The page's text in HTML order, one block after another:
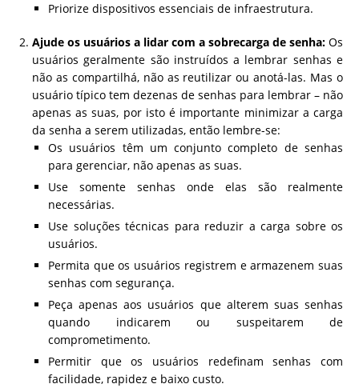
Priorize dispositivos essenciais de infraestrutura.
Ajude os usuários a lidar com a sobrecarga de senha: Os
usuários geralmente são instruídos a lembrar senhas e
não as compartilhá, não as reutilizar ou anotá-las. Mas o
usuário típico tem dezenas de senhas para lembrar – não
apenas as suas, por isto é importante minimizar a carga
da senha a serem utilizadas, então lembre-se:
Os usuários têm um conjunto completo de senhas
para gerenciar, não apenas as suas.
Use somente senhas onde elas são realmente
necessárias.
Use soluções técnicas para reduzir a carga sobre os
usuários.
Permita que os usuários registrem e armazenem suas
senhas com segurança.
Peça apenas aos usuários que alterem suas senhas
quando indicarem ou suspeitarem de
comprometimento.
Permitir que os usuários redefinam senhas com
facilidade, rapidez e baixo custo.